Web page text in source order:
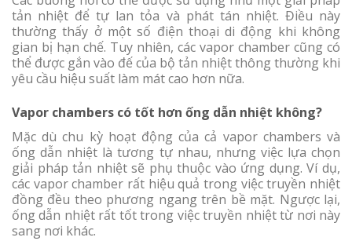
tản nhiệt để tự lan tỏa và phát tán nhiệt. Điều này
thường thấy ở một số điện thoại di động khi không
gian bị hạn chế. Tuy nhiên, các vapor chamber cũng có
thể được gắn vào đế của bộ tản nhiệt thông thường khi
yêu cầu hiệu suất làm mát cao hơn nữa.
Vapor chambers có tốt hơn ống dẫn nhiệt không?
Mặc dù chu kỳ hoạt động của cả vapor chambers và
ống dẫn nhiệt là tương tự nhau, nhưng việc lựa chọn
giải pháp tản nhiệt sẽ phụ thuộc vào ứng dụng. Ví dụ,
các vapor chamber rất hiệu quả trong việc truyền nhiệt
đồng đều theo phương ngang trên bề mặt. Ngược lại,
ống dẫn nhiệt rất tốt trong việc truyền nhiệt từ nơi này
sang nơi khác.